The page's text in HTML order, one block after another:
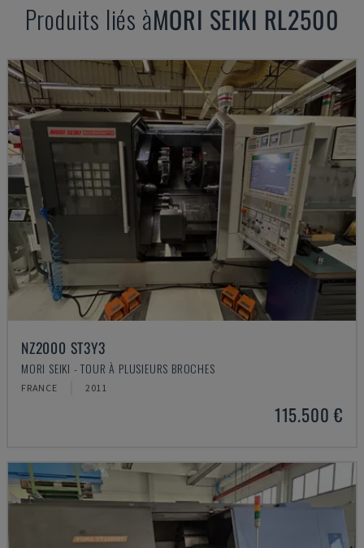
Produits liés àMORI SEIKI RL2500
NZ2000 ST3Y3
MORI SEIKI - TOUR À PLUSIEURS BROCHES
FRANCE 2011
115.500 €